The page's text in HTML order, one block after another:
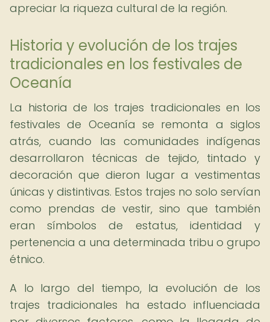
apreciar la riqueza cultural de la región.
Historia y evolución de los trajes
tradicionales en los festivales de
Oceanía
La historia de los trajes tradicionales en los
festivales de Oceanía se remonta a siglos
atrás, cuando las comunidades indígenas
desarrollaron técnicas de tejido, tintado y
decoración que dieron lugar a vestimentas
únicas y distintivas. Estos trajes no solo servían
como prendas de vestir, sino que también
eran símbolos de estatus, identidad y
pertenencia a una determinada tribu o grupo
étnico.
A lo largo del tiempo, la evolución de los
trajes tradicionales ha estado influenciada